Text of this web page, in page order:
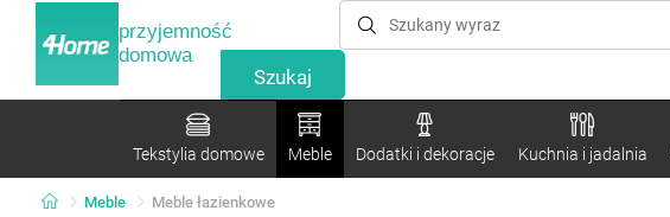
przyjemność
domowa
Tekstylia domowe Meble Dodatki i dekoracje Kuchnia i jadalnia
Meble Meble łazienkowe